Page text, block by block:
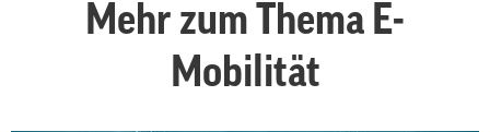
Mehr zum Thema E-
Mobilität